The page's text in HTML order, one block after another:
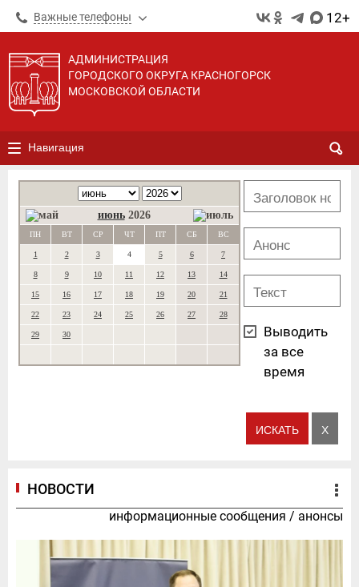
Важные телефоны 12+
АДМИНИСТРАЦИЯ
ГОРОДСКОГО ОКРУГА КРАСНОГОРСК
МОСКОВСКОЙ ОБЛАСТИ
Навигация
июнь 2026
ПН ВТ СР ЧТ ПТ СБ ВС
1 2 3 4 5 6 7
8 9 10 11 12 13 14
15 16 17 18 19 20 21
22 23 24 25 26 27 28
29 30
Выводить
за все
время
НОВОСТИ
информационные сообщения / анонсы